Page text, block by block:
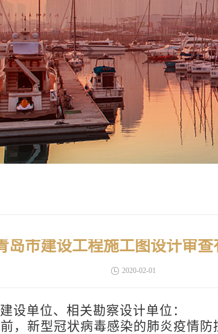
岛市建设工程施工图设计审
2020-02-01
设单位、相关勘察设计单位：
，新型冠状病毒感染的肺炎疫情